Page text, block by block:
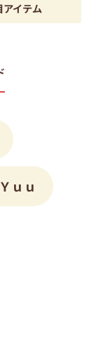
アイテム
Ｙｕｕ